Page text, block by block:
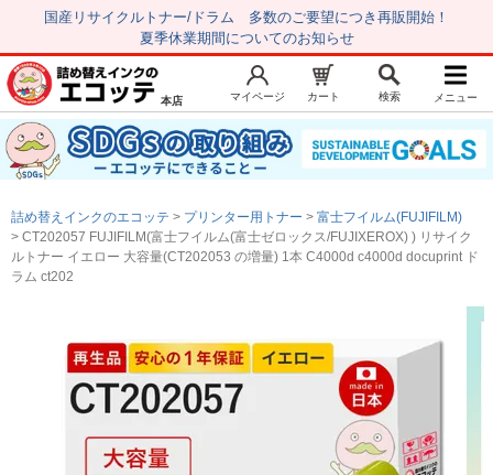
国産リサイクルトナー/ドラム 多数のご要望につき再販開始！
夏季休業期間についてのお知らせ
新規会員登録 マイページ
トップページ お気に入り
注文履歴 レビュー履歴
はじめての方へ
初心者用セット
キャノンインク
ブラザーインク
本店 マイページ カート 検索 メニュー
詰め替えインクのエコッテ プリンター用トナー
富士フイルム(FUJIFILM)
CT202057 FUJIFILM(富士フイルム(富士ゼロックス/FUJIXEROX) ) リサイク
ルトナー イエロー 大容量(CT202053 の増量) 1本 C4000d c4000d docuprint ド
ラム ct202